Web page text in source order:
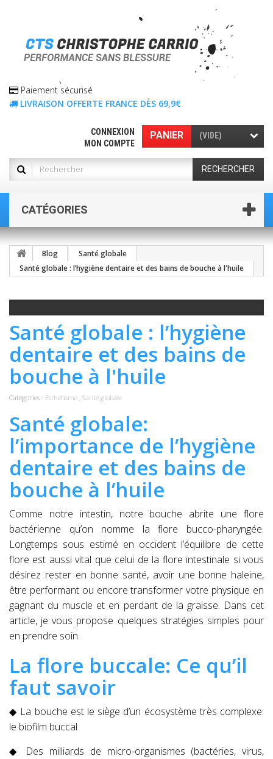
Paiement sécurisé
LIVRAISON OFFERTE FRANCE DÈS 69,9€
PANIER (VIDE)
CONNEXION
MON COMPTE
RECHERCHER
CATÉGORIES
Blog
Santé globale
Santé globale : l’hygiène dentaire et des bains de bouche à l'huile
Santé globale : l’hygiène
dentaire et des bains de
bouche à l'huile
Catégories : Esthétisme , Santé globale
Santé globale:
l’importance de l’hygiène
dentaire et des bains de
bouche à l’huile
Comme notre intestin, notre bouche abrite une flore
bactérienne qu’on nomme la flore bucco-pharyngée.
Longtemps sous estimé en occident l’équilibre de cette
flore est aussi vital que celui de la flore intestinale si vous
désirez rester en bonne santé, avoir une bonne haleine,
être performant ou encore transformer votre physique en
gagnant du muscle et en perdant de la graisse. Dans cet
article, je vous propose quelques stratégies simples pour
en prendre soin.
La flore buccale: Ce qu’il
faut savoir
◆ La bouche est le siège d’un écosystème très complexe:
le biofilm buccal
◆ Des milliards de micro-organismes (bactéries, virus,